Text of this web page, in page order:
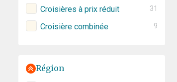
Croisières à prix réduit 31
Croisière combinée 9
Région